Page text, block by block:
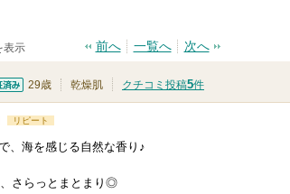
表示 前へ 一覧へ 次へ
29歳 乾燥肌 クチコミ投稿5件
リピート
、海を感じる自然な香り♪
さらっとまとまり◎